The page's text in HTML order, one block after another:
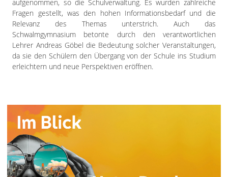
aufgenommen, so die Schulverwaltung. Es wurden zahlreiche
Fragen gestellt, was den hohen Informationsbedarf und die
Relevanz des Themas unterstrich. Auch das
Schwalmgymnasium betonte durch den verantwortlichen
Lehrer Andreas Göbel die Bedeutung solcher Veranstaltungen,
da sie den Schülern den Übergang von der Schule ins Studium
erleichtern und neue Perspektiven eröffnen.